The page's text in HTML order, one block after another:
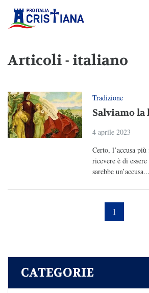
Articoli - italiano
Tradizione
Salviamo
4 aprile 2023
Certo, l’accusa
ricevere è di
sarebbe un’accusa...
1
CATEGORIE